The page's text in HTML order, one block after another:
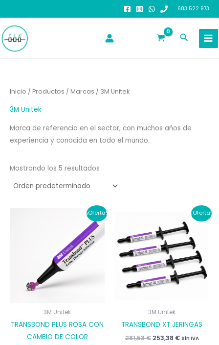
al
contenido
683 522 973
Buscar
Inicio / Productos / Marcas / 3M Unitek
3M Unitek
Marca de referencia en el sector, con muchos años de
experiencia y conocida en todo el mundo.
Mostrando los 5 resultados
¡Oferta!
3M Unitek
TRANSBOND PLUS ROSA CON
CAMBIO DE COLOR
¡Oferta!
3M Unitek
TRANSBOND XT JERINGAS
281,53€ El
253,38 €ElSin IVA